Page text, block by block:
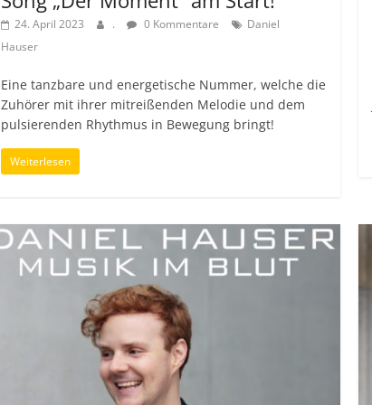
24. April 2023 . 0 Kommentare
Daniel
Hauser
Eine tanzbare und energetische Nummer, welche die
Zuhörer mit ihrer mitreißenden Melodie und dem
pulsierenden Rhythmus in Bewegung bringt!
Weiterlesen